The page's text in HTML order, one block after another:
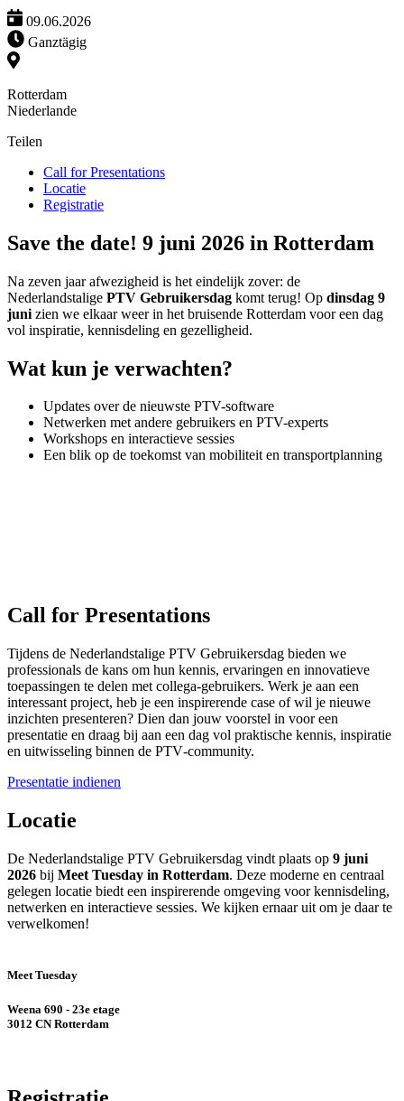
09.06.2026
Ganztägig
Rotterdam
Niederlande
Teilen
Call for Presentations
Locatie
Registratie
Save the date! 9 juni 2026 in Rotterdam
Na zeven jaar afwezigheid is het eindelijk zover: de
Nederlandstalige PTV Gebruikersdag komt terug! Op dinsdag 9
juni zien we elkaar weer in het bruisende Rotterdam voor een dag
vol inspiratie, kennisdeling en gezelligheid.
Wat kun je verwachten?
Updates over de nieuwste PTV-software
Netwerken met andere gebruikers en PTV-experts
Workshops en interactieve sessies
Een blik op de toekomst van mobiliteit en transportplanning
Call for Presentations
Tijdens de Nederlandstalige PTV Gebruikersdag bieden we
professionals de kans om hun kennis, ervaringen en innovatieve
toepassingen te delen met collega‑gebruikers. Werk je aan een
interessant project, heb je een inspirerende case of wil je nieuwe
inzichten presenteren? Dien dan jouw voorstel in voor een
presentatie en draag bij aan een dag vol praktische kennis, inspiratie
en uitwisseling binnen de PTV‑community.
Presentatie indienen
Locatie
De Nederlandstalige PTV Gebruikersdag vindt plaats op 9 juni
2026 bij Meet Tuesday in Rotterdam. Deze moderne en centraal
gelegen locatie biedt een inspirerende omgeving voor kennisdeling,
netwerken en interactieve sessies. We kijken ernaar uit om je daar te
verwelkomen!
Meet Tuesday
Weena 690 - 23e etage
3012 CN Rotterdam